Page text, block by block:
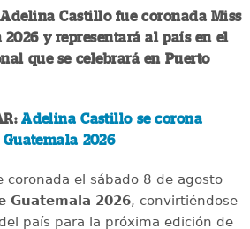
Castillo fue coronada Miss
2026 y representará al país en el
que se celebrará en Puerto
Adelina Castillo se corona
2026
coronada el sábado 8 de agosto
Guatemala 2026, convirtiéndose
país para la próxima edición de